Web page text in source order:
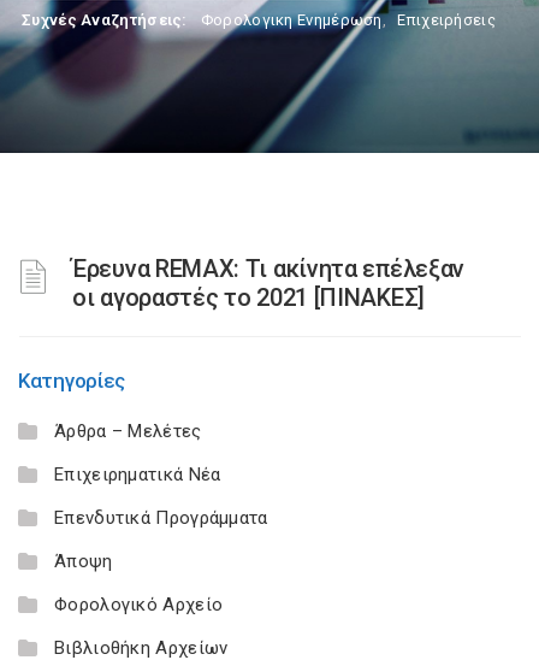
Συχνές Αναζητήσεις: Φορολογικη Ενημέρωση, Επιχειρήσεις
Έρευνα REMAX: Τι ακίνητα επέλεξαν
οι αγοραστές το 2021 [ΠΙΝΑΚΕΣ]
Κατηγορίες
Άρθρα – Μελέτες
Επιχειρηματικά Νέα
Επενδυτικά Προγράμματα
Άποψη
Φορολογικό Αρχείο
Βιβλιοθήκη Αρχείων